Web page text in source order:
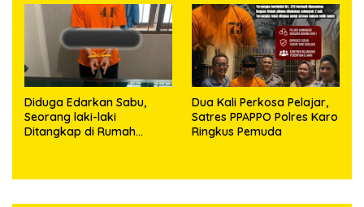
Ditangkap
Diduga Edarkan Sabu,
Seorang laki-laki
Ditangkap di Rumah
Dua Kali Perkosa Pelajar,
Satres PPAPPO Polres Karo
Ringkus Pemuda